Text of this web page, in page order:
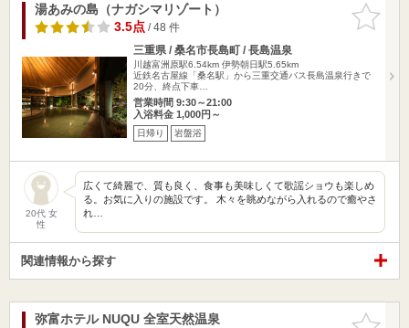
お気に入
りに追加
湯あみの島（ナガシマリゾート）
3.5点/ 48 件
三重県 / 桑名市長島町 / 長島温泉
川越富洲原駅6.54km 伊勢朝日駅5.65km
近鉄名古屋線「桑名駅」から三重交通バス長島温泉行きで
20分、終点下車…
営業時間 9:30～21:00
入浴料金 1,000円～
日帰り 岩盤浴
20代 女
性
広くて綺麗で、質も良く、食事も美味しくて歌謡ショウも楽しめ
る。お気に入りの施設です。 木々を眺めながら入れるので癒やさ
れ…
関連情報から探す
お気に入
弥富ホテル NUQU 全室天然温泉